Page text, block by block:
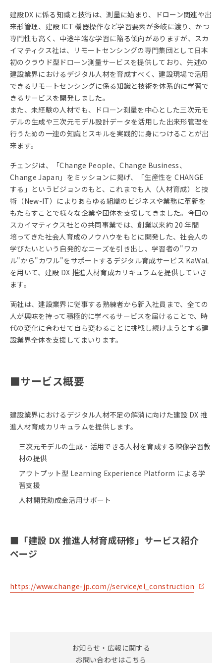
建設DX に係る知識と技術は、測量に始まり、ドローン関連や出
来形管理、建設 ICT 機器操作など学習要素が多岐に渡り、かつ
専門性も高く、中途半端な学習に陥る傾向がありますが、スカ
イマティクス社は、リモートセンシングの専門集団として日本
初のクラウド型ドローン測量サービスを提供しており、先述の
建設業界におけるデジタル人材を育成すべく、建設現場で活用
できるリモートセンシングに係る知識と技術を体系的に学習で
きるサービスを開発しました。
また、未経験の人材でも、ドローン測量を中心とした三次元モ
デルの生成や三次元モデル設計データを活用した出来形管理を
行うための一連の知識とスキルを実践的に身につけることが出
来ます。
チェンジは、「Change People、Change Business、
Change Japan」をミッションに掲げ、「生産性を CHANGE
する」というビジョンのもと、これまでも人（人材育成）と技
術（New-IT）によりあらゆる組織のビジネスや業務に革新を
もたらすことで様々な企業や団体を支援してきました。今回の
スカイマティクス社との共同事業では、創業以来約 20 年間
培ってきた社会人育成のノウハウをもとに開発した、社会人の
学びたいという自発的なニーズを引き出し、学習者の"ワカ
ル"から"カワル"をサポートするデジタル育成サービス KaWaL
を用いて、建設 DX 推進人材育成カリキュラムを提供していき
ます。
両社は、建設業界に従事する熟練者から新入社員まで、全ての
人が興味を持って積極的に学べるサービスを届けることで、時
代の変化に合わせて自ら変わることに挑戦し続けようとする建
設業界全体を支援してまいります。
■サービス概要
建設業界におけるデジタル人材不足の解消に向けた建設 DX 推
進人材育成カリキュラムを提供します。
三次元モデルの生成・活用できる人材を育成する映像学習教
材の提供
アウトプット型 Learning Experience Platform による学
習支援
人材開発助成金活用サポート
■「建設 DX 推進人材育成研修」サービス紹介
ページ
https://www.change-jp.com//service/el_construction
お知らせ・広報に関する
お問い合わせはこちら